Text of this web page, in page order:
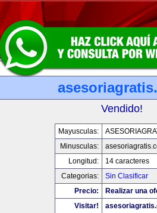
Vendido!
Mayusculas:
Minusculas:
Longitud:
14 caracteres
Categorias:
Sin Clasificar
Precio:
Realizar una
Visitar!